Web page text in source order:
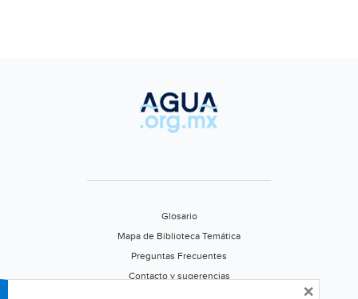
Glosario
Mapa de Biblioteca Temática
Preguntas Frecuentes
Contacto y sugerencias
×